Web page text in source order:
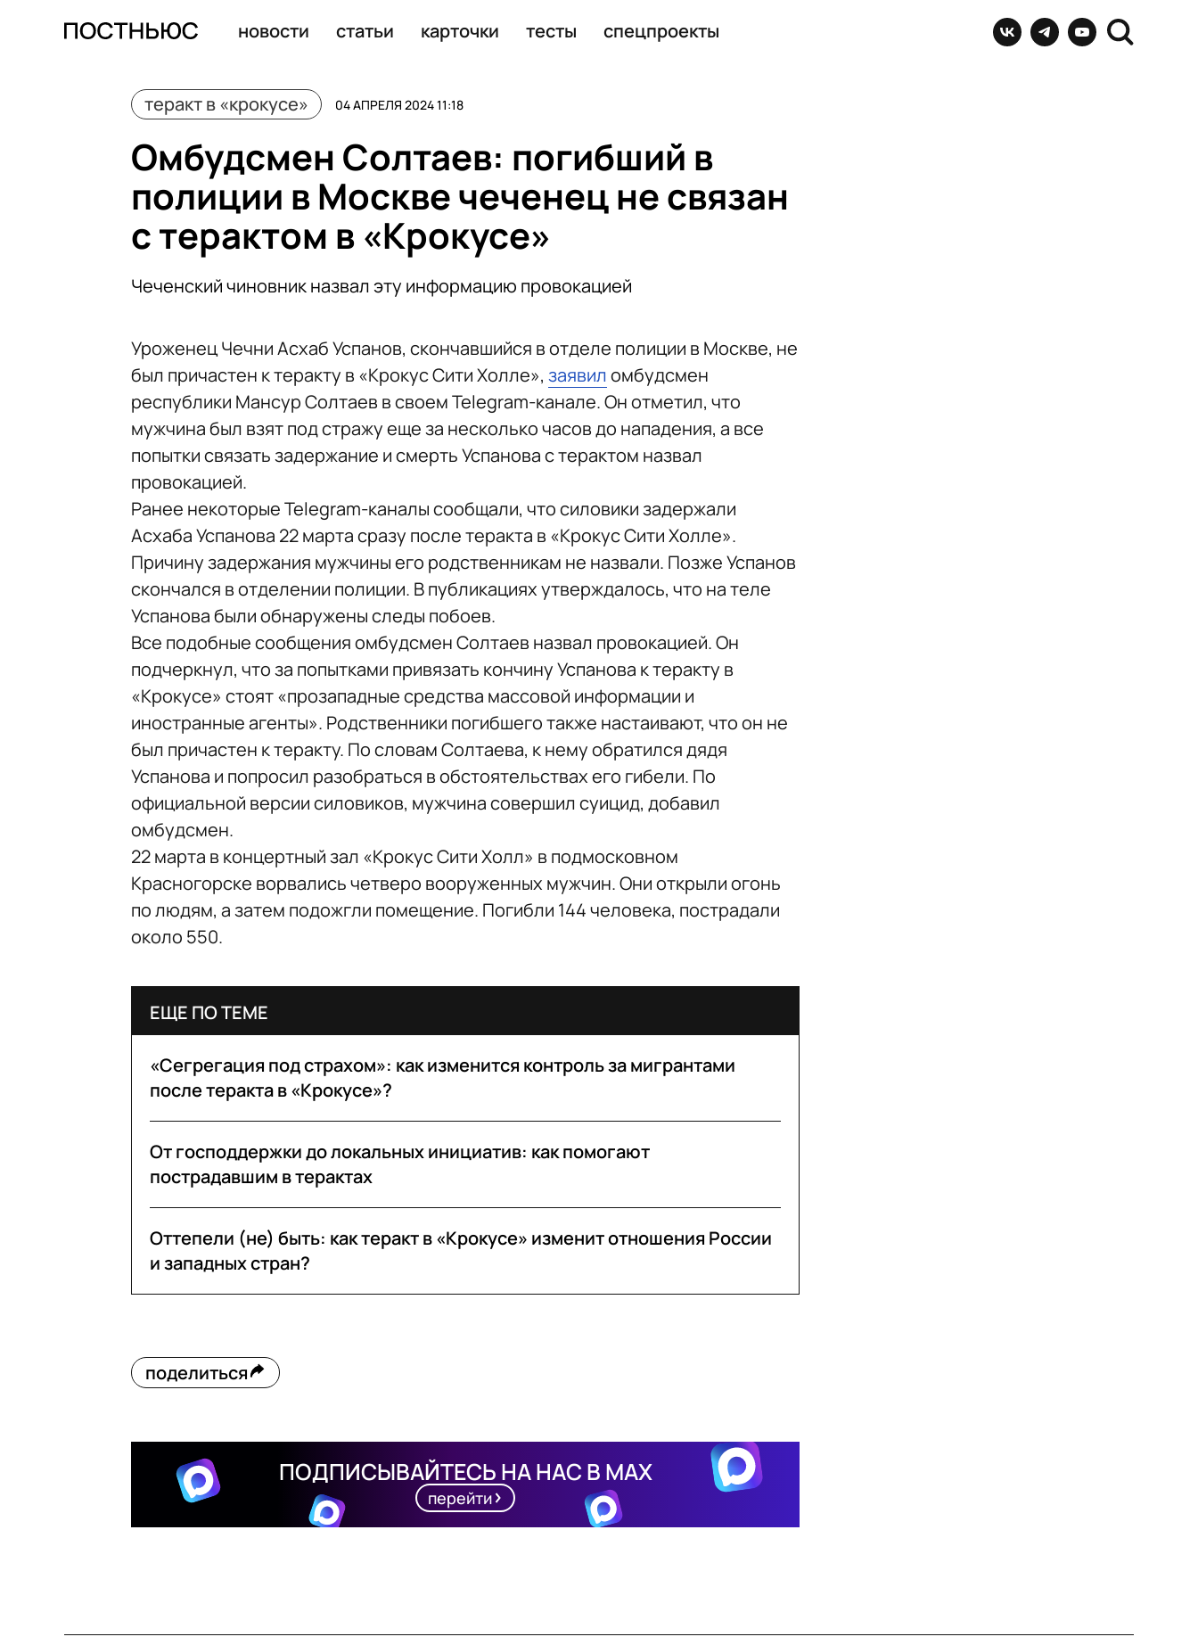
новости статьи карточки тесты спецпроекты
теракт в «крокусе» 04 АПРЕЛЯ 2024 11:18
Омбудсмен Солтаев: погибший в
полиции в Москве чеченец не связан
с терактом в «Крокусе»
Чеченский чиновник назвал эту информацию провокацией
Уроженец Чечни Асхаб Успанов, скончавшийся в отделе полиции в Москве, не
был причастен к теракту в «Крокус Сити Холле», заявиломбудсмен
республики Мансур Солтаев в своем Telegram-канале. Он отметил, что
мужчина был взят под стражу еще за несколько часов до нападения, а все
попытки связать задержание и смерть Успанова с терактом назвал
провокацией.
Ранее некоторые Telegram-каналы сообщали, что силовики задержали
Асхаба Успанова 22 марта сразу после теракта в «Крокус Сити Холле».
Причину задержания мужчины его родственникам не назвали. Позже Успанов
скончался в отделении полиции. В публикациях утверждалось, что на теле
Успанова были обнаружены следы побоев.
Все подобные сообщения омбудсмен Солтаев назвал провокацией. Он
подчеркнул, что за попытками привязать кончину Успанова к теракту в
«Крокусе» стоят «прозападные средства массовой информации и
иностранные агенты». Родственники погибшего также настаивают, что он не
был причастен к теракту. По словам Солтаева, к нему обратился дядя
Успанова и попросил разобраться в обстоятельствах его гибели. По
официальной версии силовиков, мужчина совершил суицид, добавил
омбудсмен.
22 марта в концертный зал «Крокус Сити Холл» в подмосковном
Красногорске ворвались четверо вооруженных мужчин. Они открыли огонь
по людям, а затем подожгли помещение. Погибли 144 человека, пострадали
около 550.
ЕЩЕ ПО ТЕМЕ
«Сегрегация под страхом»: как изменится контроль за мигрантами
после теракта в «Крокусе»?
От господдержки до локальных инициатив: как помогают
пострадавшим в терактах
Оттепели (не) быть: как теракт в «Крокусе» изменит отношения России
и западных стран?
поделиться
ПОДПИСЫВАЙТЕСЬ НА НАС В MAX
перейти